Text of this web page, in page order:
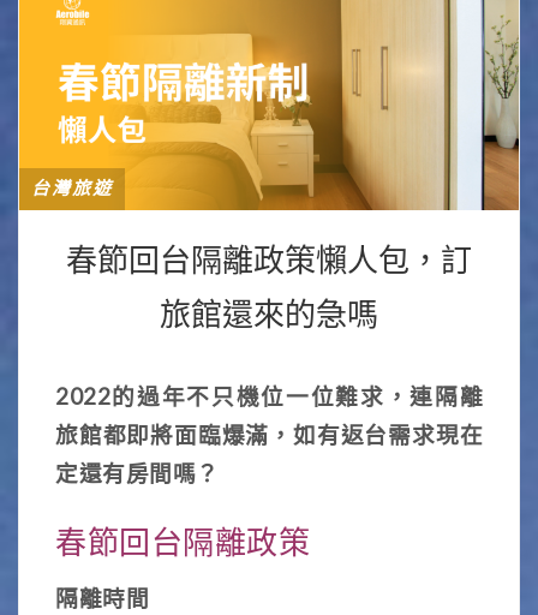
台灣旅遊
春節回台隔離政策懶人包，訂
旅館還來的急嗎
2022的過年不只機位一位難求，連隔離
旅館都即將面臨爆滿，如有返台需求現在
定還有房間嗎？
春節回台隔離政策
隔離時間